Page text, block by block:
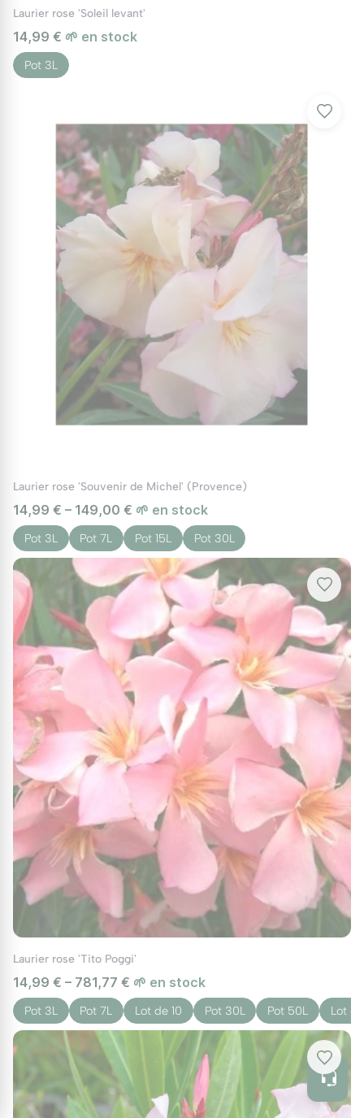
Laurier rose 'Soleil levant'
14,99 € 🌱 en stock
Pot 3L
Laurier rose 'Souvenir de Michel' (Provence)
14,99 € – 149,00 € 🌱 en stock
Pot 3L Pot 7L Pot 15L Pot 30L
Laurier rose 'Tito Poggi'
14,99 € – 781,77 € 🌱 en stock
Pot 3L Pot 7L Lot de 10 Pot 30L Pot 50L Lot